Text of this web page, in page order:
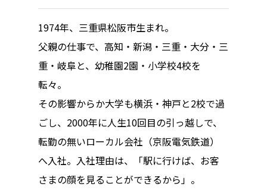
1974年、三重県松阪市生まれ。
父親の仕事で、高知・新潟・三重・大分・三
重・岐阜と、幼稚園2園・小学校4校を
転々。
その影響からか大学も横浜・神戸と2校で過
ごし、2000年に人生10回目の引っ越しで、
転勤の無いローカル会社（京阪電気鉄道）
へ入社。入社理由は、「駅に行けば、お客
さまの顔を見ることができるから」。